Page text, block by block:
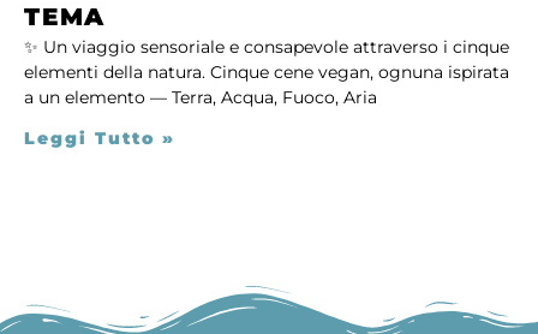
TEMA
✨ Un viaggio sensoriale e consapevole attraverso i cinque
elementi della natura. Cinque cene vegan, ognuna ispirata
a un elemento — Terra, Acqua, Fuoco, Aria
Leggi Tutto »